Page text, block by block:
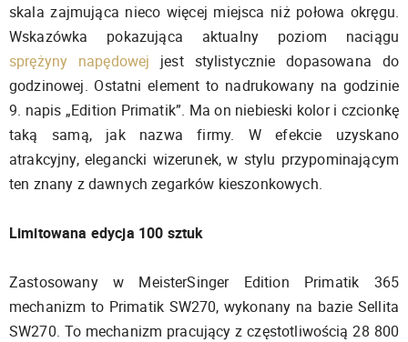
skala zajmująca nieco więcej miejsca niż połowa okręgu.
Wskazówka pokazująca aktualny poziom naciągu
sprężyny napędowej jest stylistycznie dopasowana do
godzinowej. Ostatni element to nadrukowany na godzinie
9. napis „Edition Primatik”. Ma on niebieski kolor i czcionkę
taką samą, jak nazwa firmy. W efekcie uzyskano
atrakcyjny, elegancki wizerunek, w stylu przypominającym
ten znany z dawnych zegarków kieszonkowych.
Limitowana edycja 100 sztuk
Zastosowany w MeisterSinger Edition Primatik 365
mechanizm to Primatik SW270, wykonany na bazie Sellita
SW270. To mechanizm pracujący z częstotliwością 28 800